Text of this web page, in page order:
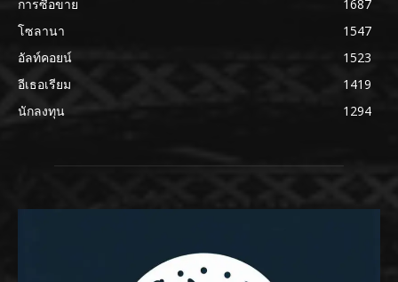
การซื้อขาย
1687
โซลานา
1547
อัลท์คอยน์
1523
อีเธอเรียม
1419
นักลงทุน
1294